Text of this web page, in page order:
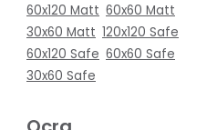
60x120 Matt 60x60 Matt
30x60 Matt 120x120 Safe
60x120 Safe 60x60 Safe
30x60 Safe